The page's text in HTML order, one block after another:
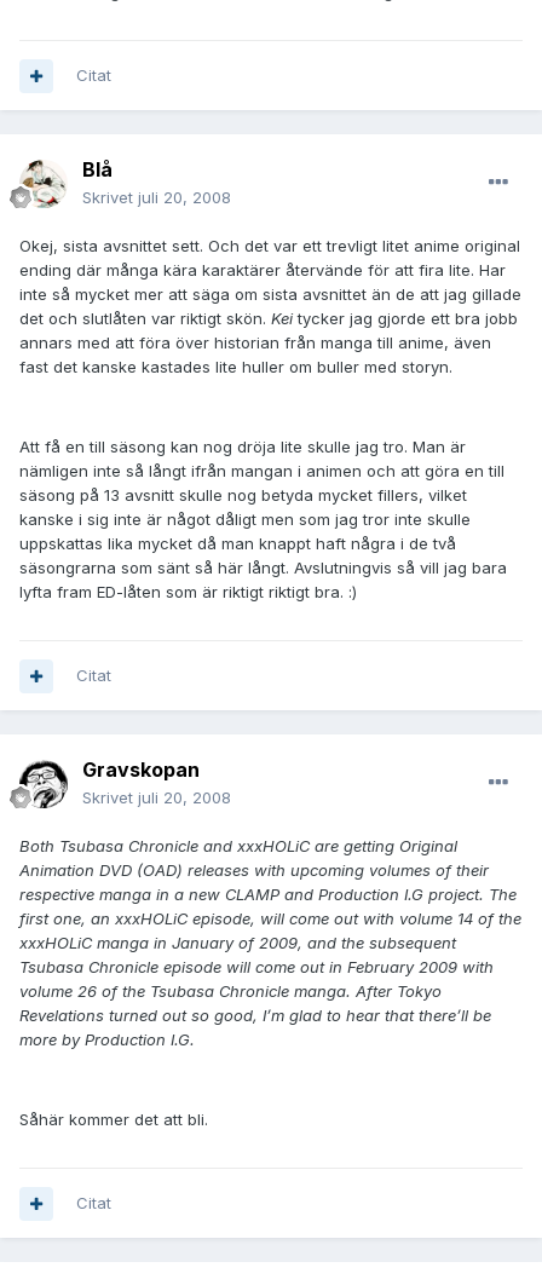
Citat
Blå
Skrivet juli 20, 2008
Okej, sista avsnittet sett. Och det var ett trevligt litet anime original
ending där många kära karaktärer återvände för att fira lite. Har
inte så mycket mer att säga om sista avsnittet än de att jag gillade
det och slutlåten var riktigt skön. Keitycker jag gjorde ett bra jobb
annars med att föra över historian från manga till anime, även
fast det kanske kastades lite huller om buller med storyn.
Att få en till säsong kan nog dröja lite skulle jag tro. Man är
nämligen inte så långt ifrån mangan i animen och att göra en till
säsong på 13 avsnitt skulle nog betyda mycket fillers, vilket
kanske i sig inte är något dåligt men som jag tror inte skulle
uppskattas lika mycket då man knappt haft några i de två
säsongrarna som sänt så här långt. Avslutningvis så vill jag bara
lyfta fram ED-låten som är riktigt riktigt bra. :)
Citat
Gravskopan
Skrivet juli 20, 2008
Both Tsubasa Chronicle and xxxHOLiC are getting Original
Animation DVD (OAD) releases with upcoming volumes of their
respective manga in a new CLAMP and Production I.G project. The
first one, an xxxHOLiC episode, will come out with volume 14 of the
xxxHOLiC manga in January of 2009, and the subsequent
Tsubasa Chronicle episode will come out in February 2009 with
volume 26 of the Tsubasa Chronicle manga. After Tokyo
Revelations turned out so good, I’m glad to hear that there’ll be
more by Production I.G.
Såhär kommer det att bli.
Citat